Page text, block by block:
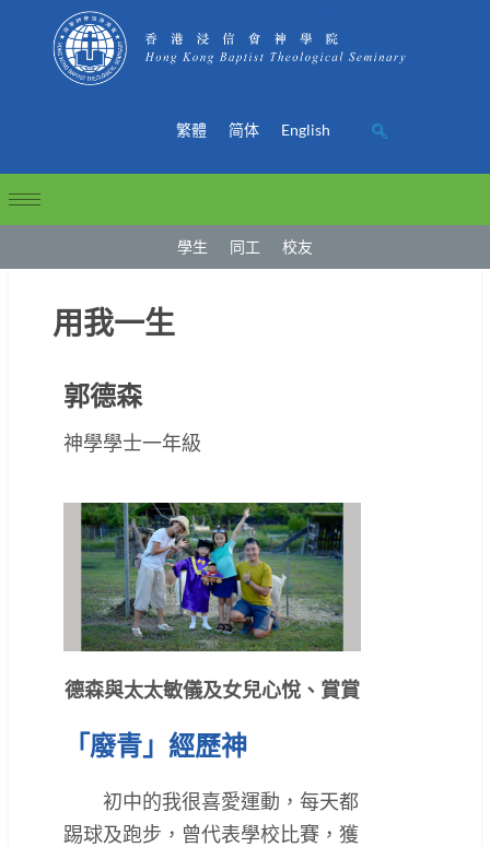
繁體 简体 English
學生 同工 校友
用我一生
郭德森
神學學士一年級
德森與太太敏儀及女兒心悅、賞賞
「廢青」經歷神
初中的我很喜愛運動，每天都
踢球及跑步，曾代表學校比賽，獲